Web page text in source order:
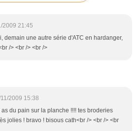
2009 21:45
demain une autre série d'ATC en hardanger,
/> <br /> <br />
11/2009 15:38
as du pain sur la planche !!!! tes broderies
jolies ! bravo ! bisous cath<br /> <br /> <br